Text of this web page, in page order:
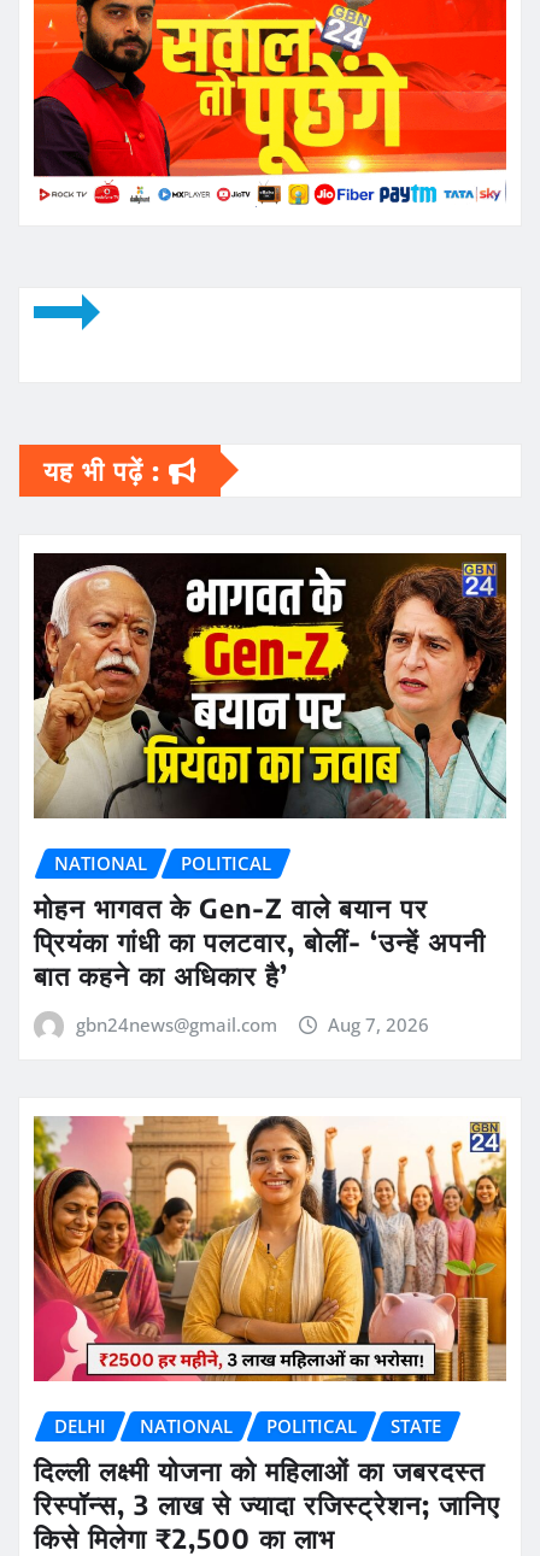
यह भी पढ़ें :
NATIONAL POLITICAL
मोहन भागवत के Gen-Z वाले बयान पर
प्रियंका गांधी का पलटवार, बोलीं- ‘उन्हें अपनी
बात कहने का अधिकार है’
gbn24news@gmail.com Aug 7, 2026
DELHI NATIONAL POLITICAL STATE
दिल्ली लक्ष्मी योजना को महिलाओं का जबरदस्त
रिस्पॉन्स, 3 लाख से ज्यादा रजिस्ट्रेशन; जानिए
किसे मिलेगा ₹2,500 का लाभ